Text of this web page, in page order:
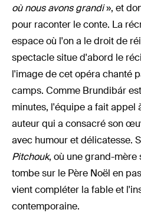
où nous avons grandi», et
pour raconter le conte. La
espace où l'on a le droit de
spectacle situe d'abord le
l'image de cet opéra chanté
camps. Comme Brundibár
minutes, l'équipe a fait appel
auteur qui a consacré son
avec humour et délicatesse.
Pitchouk, où une grand-mère
tombe sur le Père Noël en
vient compléter la fable et
contemporaine.